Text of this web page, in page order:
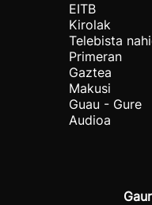
EITB
Kirolak
Telebista
Primeran
Gaztea
Makusi
Guau - Gure
Audioa